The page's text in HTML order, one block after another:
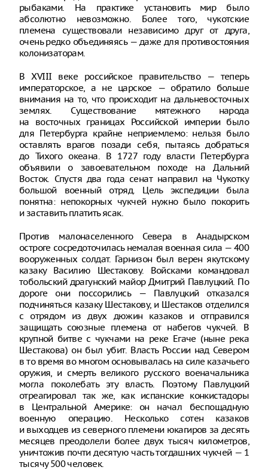
рыбаками. На практике установить мир было
абсолютно невозможно. Более того, чукотские
племена существовали независимо друг от друга,
очень редко объединяясь — даже для противостояния
колонизаторам.
В ХVIII веке российское правительство — теперь
императорское, а не царское — обратило больше
внимания на то, что происходит на дальневосточных
землях. Существование мятежного народа
на восточных границах Российской империи было
для Петербурга крайне неприемлемо: нельзя было
оставлять врагов позади себя, пытаясь добраться
до Тихого океана. В 1727 году власти Петербурга
объявили о завоевательном походе на Дальний
Восток. Спустя два года сенат направил на Чукотку
большой военный отряд. Цель экспедиции была
понятна: непокорных чукчей нужно было покорить
и заставить платить ясак.
Против малонаселенного Севера в Анадырском
остроге сосредоточилась немалая военная сила — 400
вооруженных солдат. Гарнизон был верен якутскому
казаку Василию Шестакову. Войсками командовал
тобольский драгунский майор Дмитрий Павлуцкий. По
дороге они поссорились — Павлуцкий отказался
подчиняться казаку Шестакову, и Шестаков отделился
с отрядом из двух дюжин казаков и отправился
защищать союзные племена от набегов чукчей. В
крупной битве с чукчами на реке Егаче (ныне река
Шестакова) он был убит. Власть России над Севером
в то время во многом основывалась на силе казачьего
оружия, и смерть великого русского военачальника
могла поколебать эту власть. Поэтому Павлуцкий
отреагировал так же, как испанские конкистадоры
в Центральной Америке: он начал беспощадную
военную операцию. Несколько сотен казаков
и выходцев из северного племени юкагиров за десять
месяцев преодолели более двух тысяч километров,
уничтожив почти десятую часть тогдашних чукчей — 1
тысячу 500 человек.